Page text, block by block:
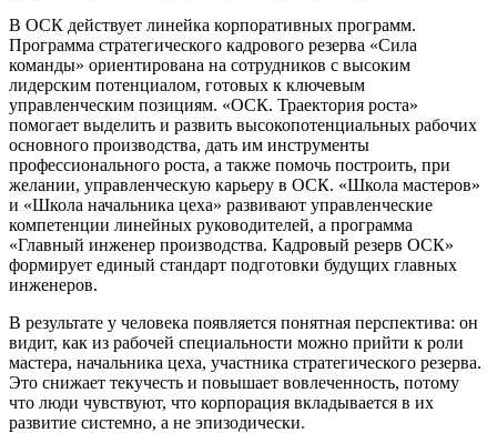
В ОСК действует линейка корпоративных программ.
Программа стратегического кадрового резерва «Сила
команды» ориентирована на сотрудников с высоким
лидерским потенциалом, готовых к ключевым
управленческим позициям. «ОСК. Траектория роста»
помогает выделить и развить высокопотенциальных рабочих
основного производства, дать им инструменты
профессионального роста, а также помочь построить, при
желании, управленческую карьеру в ОСК. «Школа мастеров»
и «Школа начальника цеха» развивают управленческие
компетенции линейных руководителей, а программа
«Главный инженер производства. Кадровый резерв ОСК»
формирует единый стандарт подготовки будущих главных
инженеров.
В результате у человека появляется понятная перспектива: он
видит, как из рабочей специальности можно прийти к роли
мастера, начальника цеха, участника стратегического резерва.
Это снижает текучесть и повышает вовлеченность, потому
что люди чувствуют, что корпорация вкладывается в их
развитие системно, а не эпизодически.